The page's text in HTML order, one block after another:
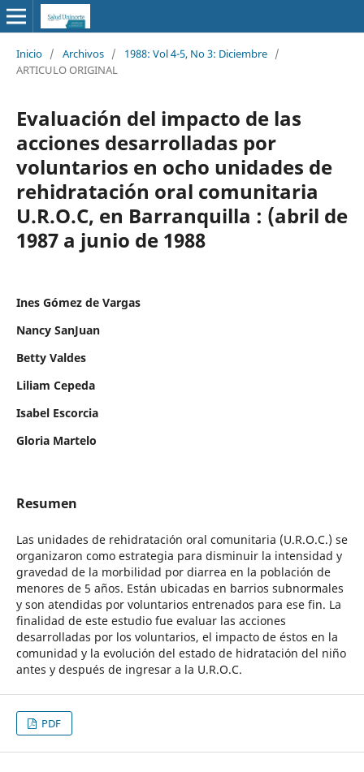
Inicio / Archivos / 1988: Vol 4-5, No 3: Diciembre /
ARTICULO ORIGINAL
Evaluación del impacto de las
acciones desarrolladas por
voluntarios en ocho unidades de
rehidratación oral comunitaria
U.R.O.C, en Barranquilla : (abril de
1987 a junio de 1988
Ines Gómez de Vargas
Nancy SanJuan
Betty Valdes
Liliam Cepeda
Isabel Escorcia
Gloria Martelo
Resumen
Las unidades de rehidratación oral comunitaria (U.R.O.C.) se
organizaron como estrategia para disminuir la intensidad y
gravedad de la morbilidad por diarrea en la población de
menores de 5 años. Están ubicadas en barrios subnormales
y son atendidas por voluntarios entrenados para ese fin. La
finalidad de este estudio fue evaluar las acciones
desarrolladas por los voluntarios, el impacto de éstos en la
comunidad y la evolución del estado de hidratación del niño
antes y después de ingresar a la U.R.O.C.
PDF